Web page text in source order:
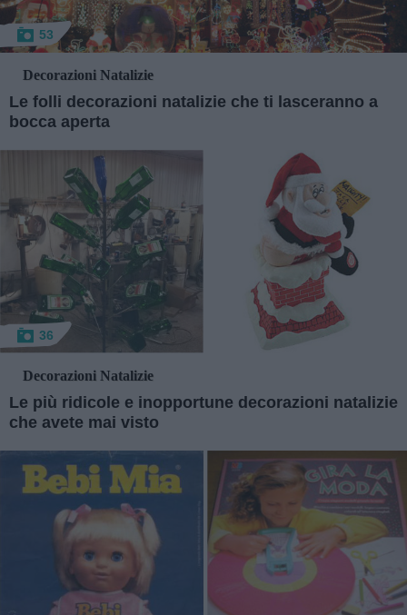
53
Decorazioni Natalizie
Le folli decorazioni natalizie che ti lasceranno a
bocca aperta
36
Decorazioni Natalizie
Le più ridicole e inopportune decorazioni natalizie
che avete mai visto